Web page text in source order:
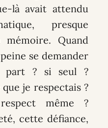
là avait attendu
presque
mémoire. Quand
se demander
part ? si seul ?
je respectais ?
même ?
cette défiance,